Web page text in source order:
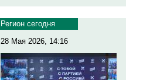
Регион сегодня
28 Мая 2026, 14:16